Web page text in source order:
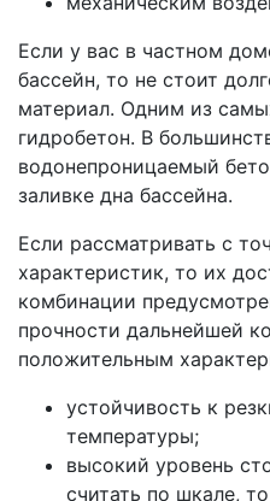
Если у вас в частном
бассейн, то не стоит
материал. Одним из
гидробетон. В
водонепроницаемый
заливке дна бассейна.
Если рассматривать с
характеристик, то их
комбинации
прочности дальнейшей
положительным
устойчивость к
температуры;
высокий уровень
считать по шкале,